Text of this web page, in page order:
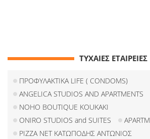
ΤΥΧΑΙΕΣ ΕΤΑΙΡΕΙΕΣ
ΠΡΟΦΥΛΑΚΤΙΚΑ LIFE ( CONDOMS)
ANGELICA STUDIOS AND APARTMENTS
NOHO BOUTIQUE KOUKAKI
ONIRO STUDIOS and SUITES
PIZZA NET ΚΑΤΩΠΟΔΗΣ ΑΝΤΩΝΙΟΣ